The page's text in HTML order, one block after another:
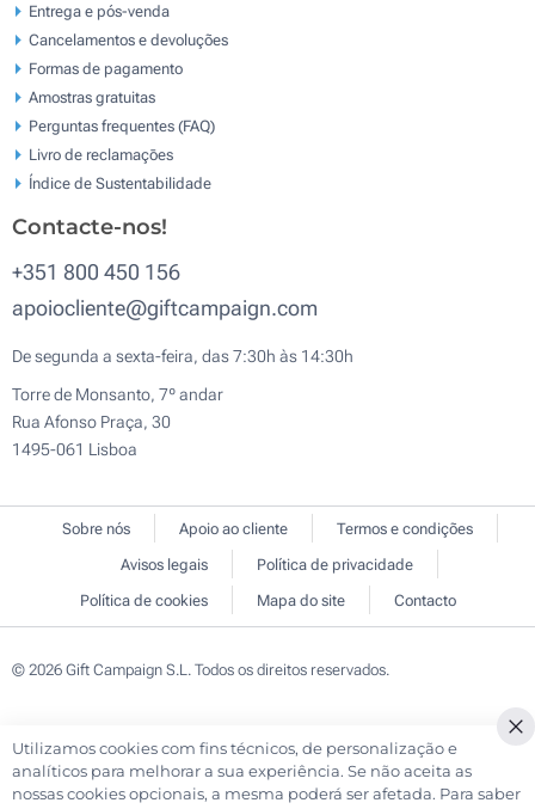
Entrega e pós-venda
Cancelamentos e devoluções
Formas de pagamento
Amostras gratuitas
Perguntas frequentes (FAQ)
Livro de reclamaçōes
Índice de Sustentabilidade
Contacte-nos!
+351 800 450 156
apoiocliente@giftcampaign.com
De segunda a sexta-feira, das 7:30h às 14:30h
Torre de Monsanto, 7º andar
Rua Afonso Praça, 30
1495-061 Lisboa
Sobre nós Apoio ao cliente
Termos e condições
Avisos legais
Política de privacidade
Política de cookies
Mapa do site Contacto
© 2026 Gift Campaign S.L. Todos os direitos reservados.
Utilizamos cookies com fins técnicos, de personalização e
analíticos para melhorar a sua experiência. Se não aceita as
nossas cookies opcionais, a mesma poderá ser afetada. Para saber